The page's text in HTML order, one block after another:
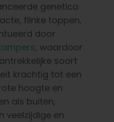
genetica
flinke toppen,
door
, waardoor
soort
krachtig tot een
hoogte en
als buiten,
veelzijdige en